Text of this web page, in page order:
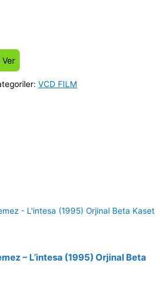
VCD FILM
– L’intesa (1995) Orjinal Beta